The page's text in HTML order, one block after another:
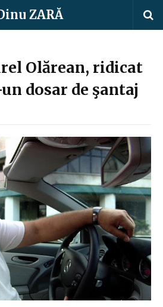
ZARĂ
Olărean, ridicat
dosar de şantaj